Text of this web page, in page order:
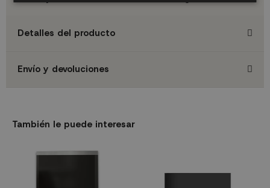
Detalles del producto
Envío y devoluciones
También le puede interesar